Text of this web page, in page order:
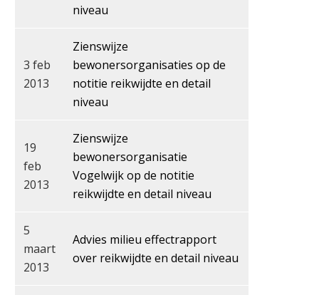
niveau
3 feb
2013
Zienswijze
bewonersorganisaties op de
notitie reikwijdte en detail
niveau
19
feb
2013
Zienswijze
bewonersorganisatie
Vogelwijk op de notitie
reikwijdte en detail niveau
5
maart
2013
Advies milieu effectrapport
over reikwijdte en detail niveau